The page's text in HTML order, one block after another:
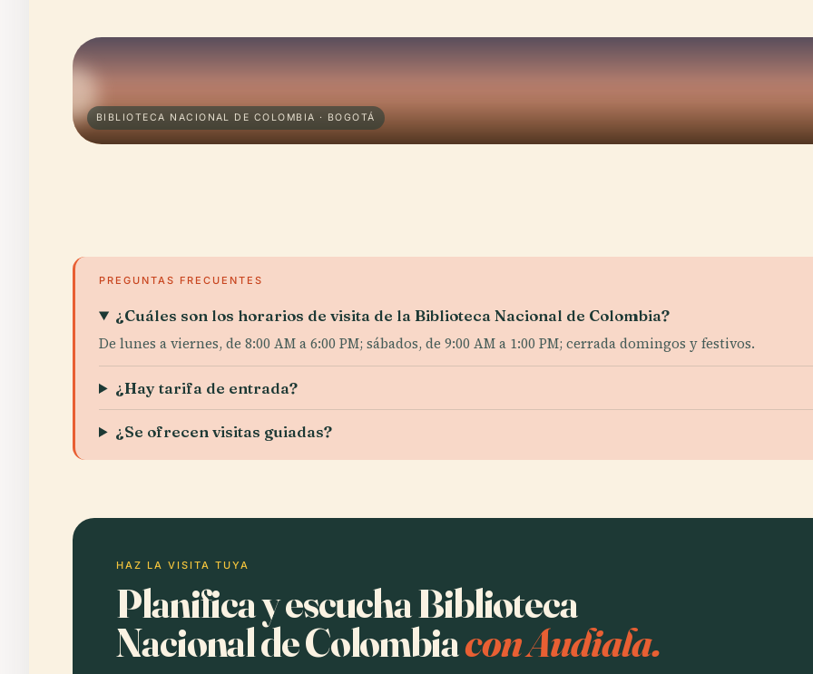
BIBLIOTECA NACIONAL DE COLOMBIA · BOGOTÁ
PREGUNTAS FRECUENTES
¿Cuáles son los horarios de visita de la Biblioteca Nacional de Colombia?
De lunes a viernes, de 8:00 AM a 6:00 PM; sábados, de 9:00 AM a 1:00 PM; cerrada domingos y festivos.
¿Hay tarifa de entrada?
¿Se ofrecen visitas guiadas?
HAZ LA VISITA TUYA
Planifica y escucha Biblioteca
Nacional de Colombiacon Audiala.